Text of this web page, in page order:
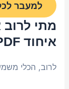
למעבר
מתי
איחוד PDF כיום?
לרוב, הכלי